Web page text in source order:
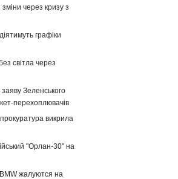
через кризу з
графіки
світла через
заяву Зеленського
перехоплювачів
викрила
"Орлан-30" на
жалуются на